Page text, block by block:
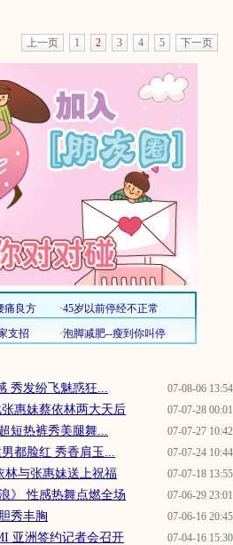
上一页 1 2 3 4 5 下一页
07-08-06 13:54
秀发纷飞魅惑狂...
07-07-28 00:01
惠妹蔡依林两大天后
07-07-27 10:42
短热裤秀美腿舞...
07-07-24 10:44
都脸红 秀香肩玉...
07-07-18 13:55
林与张惠妹送上祝福
07-06-29 23:01
》 性感热舞点燃全场
07-06-16 20:45
秀丰胸
07-04-16 15:30
亚洲签约记者会召开